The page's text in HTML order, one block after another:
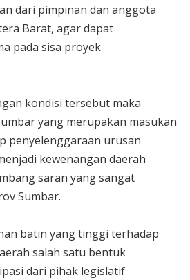
dari pimpinan dan anggota
Barat, agar dapat
pada sisa proyek
kondisi tersebut maka
yang merupakan masukan
penyelenggaraan urusan
kewenangan daerah
saran yang sangat
Sumbar.
batin yang tinggi terhadap
salah satu bentuk
dari pihak legislatif